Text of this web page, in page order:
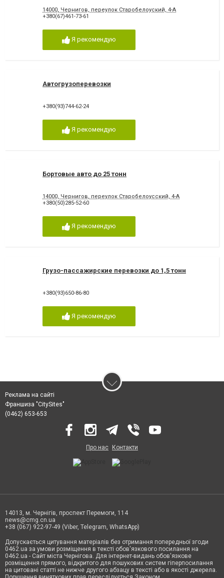
14000, Чернигов, переулок Старобелоуский, 4-А
+380(67)461-73-61
Я рекомендую
Автогрузоперевозки
+380(93)744-62-24
Я рекомендую
Бортовые авто до 25 тонн
14000, Чернигов, переулок Старобелоусский, 4-А
+380(50)285-52-60
Я рекомендую
Грузо-пассажирские перевозки до 1,5 тонн
+380(93)650-86-80
Я рекомендую
Реклама на сайті
Франшиза "CitySites"
(0462) 653-653
Про нас Контакти
14013, м. Чернігів, проспект Перемоги, 114
news@cmg.cn.ua
+38 (067) 922-97-49 (Viber, Telegram, WhatsApp)
Допускається цитування матеріалів без отримання попередньої згоди
0462.ua за умови розміщення в тексті обов'язкового посилання на
0462.ua - Сайт міста Чернігова. Для інтернет-видань обов'язкове
розміщення прямого, відкритого для пошукових систем гіперпосилання
на цитовані статті не нижче другого абзацу в тексті або в якості джерела.